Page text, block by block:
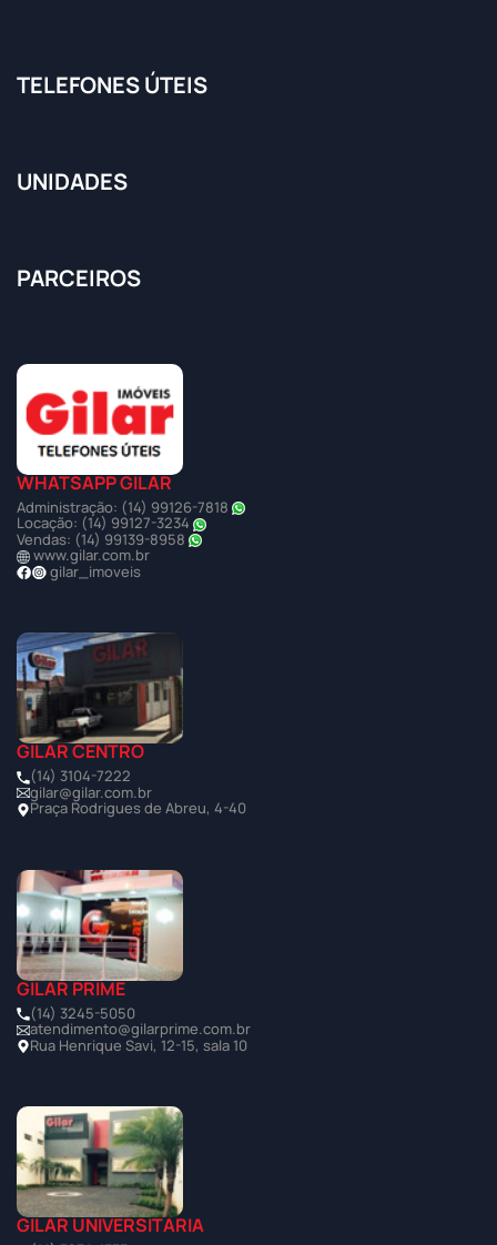
TELEFONES ÚTEIS
UNIDADES
PARCEIROS
WHATSAPP GILAR
Administração: (14) 99126-7818
Locação: (14) 99127-3234
Vendas: (14) 99139-8958
www.gilar.com.br
gilar_imoveis
GILAR CENTRO
(14) 3104-7222
gilar@gilar.com.br
Praça Rodrigues de Abreu, 4-40
GILAR PRIME
(14) 3245-5050
atendimento@gilarprime.com.br
Rua Henrique Savi, 12-15, sala 10
GILAR UNIVERSITÁRIA